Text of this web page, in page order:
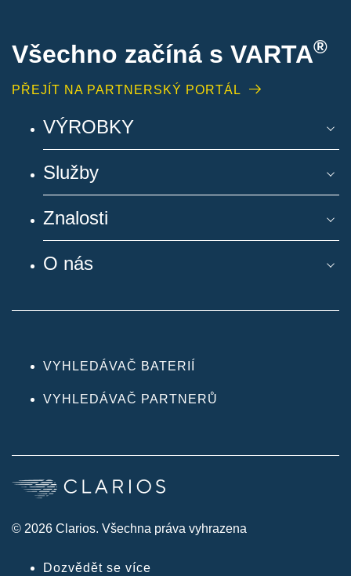
Všechno začíná s VARTA®
PŘEJÍT NA PARTNERSKÝ PORTÁL
VÝROBKY
Služby
Znalosti
O nás
VYHLEDÁVAČ BATERIÍ
VYHLEDÁVAČ PARTNERŮ
© 2026 Clarios. Všechna práva vyhrazena
Dozvědět se více